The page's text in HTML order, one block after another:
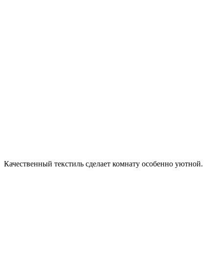
Качественный текстиль сделает комнату особенно уютной.